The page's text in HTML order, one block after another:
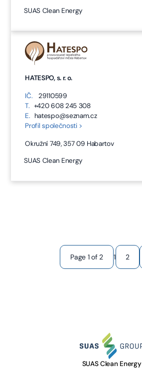
SUAS Clean Energy
HATESPO, s. r. o.
IČ.
29110599
T. +420 608 245 308
E. hatespo@seznam.cz
Profil společnosti >
Okružní 749, 357 09 Habartov
SUAS Clean Energy
Page 1 of 2 1 2
SUAS Clean Energy